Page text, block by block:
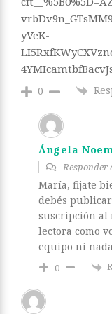
yVeK-
0
Ángela
María, fijate
debés
suscripción al
lectora como
equipo ni
0